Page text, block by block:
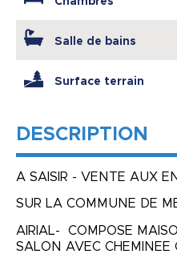
Salle de bains
Surface terrain
DESCRIPTION
A SAISIR - VENTE AUX
SUR LA COMMUNE DE
AIRIAL- COMPOSE
SALON AVEC CHEMINEE